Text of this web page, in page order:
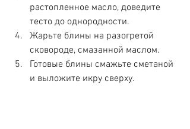
растопленное масло, доведите
тесто до однородности.
Жарьте блины на разогретой
сковороде, смазанной маслом.
Готовые блины смажьте сметаной
и выложите икру сверху.